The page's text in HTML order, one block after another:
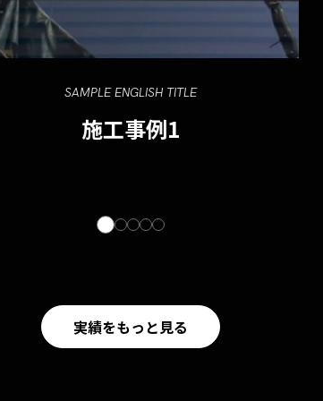
SAMPLE ENGLISH TITLE
施工事例1
実績をもっと見る